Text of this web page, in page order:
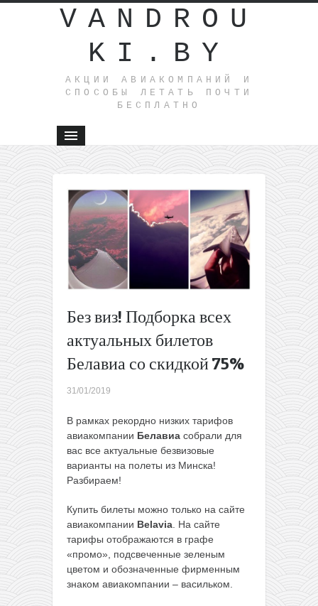
VANDROU
KI.BY
АКЦИИ АВИАКОМПАНИЙ И
СПОСОБЫ ЛЕТАТЬ ПОЧТИ
БЕСПЛАТНО
Без виз! Подборка всех
актуальных билетов
Белавиа со скидкой 75%
31/01/2019
В рамках рекордно низких тарифов
авиакомпании Белавиа собрали для
вас все актуальные безвизовые
варианты на полеты из Минска!
Разбираем!
Купить билеты можно только на сайте
авиакомпании Belavia . На сайте
тарифы отображаются в графе
«промо», подсвеченные зеленым
цветом и обозначенные фирменным
знаком авиакомпании – васильком.
Без
Готовое
в
Москвы
ночей на
всего за
401€ с
человека!
цены!
на Кубу и
в
обратно